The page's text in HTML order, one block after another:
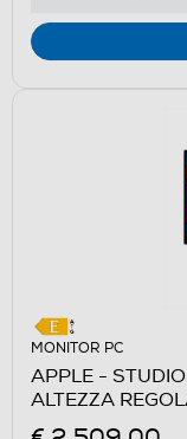
MONITOR PC
APPLE -
ALTEZZA